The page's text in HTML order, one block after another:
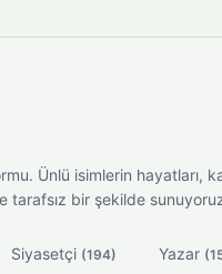
Ünlü isimlerin hayatları,
tarafsız bir şekilde
Siyasetçi (194) Yazar